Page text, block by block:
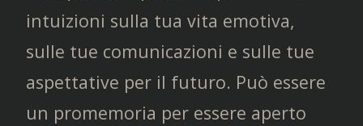
intuizioni sulla tua vita emotiva,
sulle tue comunicazioni e sulle tue
aspettative per il futuro. Può essere
un promemoria per essere aperto